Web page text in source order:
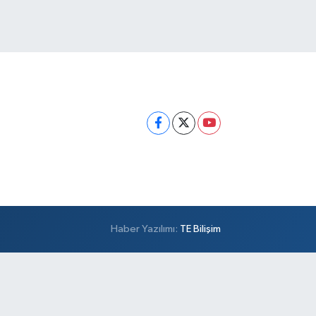
Haber Yazılımı: TE Bilişim